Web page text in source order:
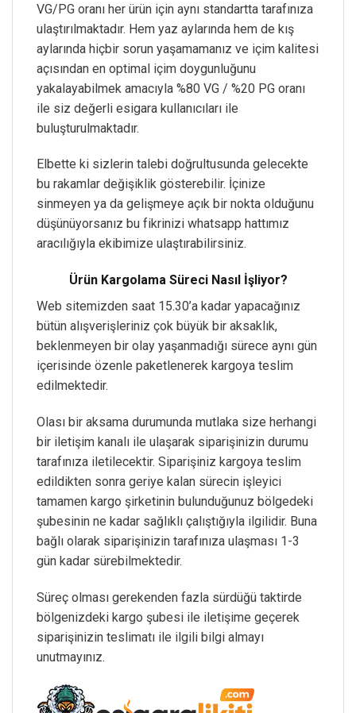
VG/PG oranı her ürün için aynı standartta tarafınıza
ulaştırılmaktadır. Hem yaz aylarında hem de kış
aylarında hiçbir sorun yaşamamanız ve içim kalitesi
açısından en optimal içim doygunluğunu
yakalayabilmek amacıyla %80 VG / %20 PG oranı
ile siz değerli esigara kullanıcıları ile
buluşturulmaktadır.
Elbette ki sizlerin talebi doğrultusunda gelecekte
bu rakamlar değişiklik gösterebilir. İçinize
sinmeyen ya da gelişmeye açık bir nokta olduğunu
düşünüyorsanız bu fikrinizi whatsapp hattımız
aracılığıyla ekibimize ulaştırabilirsiniz.
Ürün Kargolama Süreci Nasıl İşliyor?
Web sitemizden saat 15.30’a kadar yapacağınız
bütün alışverişleriniz çok büyük bir aksaklık,
beklenmeyen bir olay yaşanmadığı sürece aynı gün
içerisinde özenle paketlenerek kargoya teslim
edilmektedir.
Olası bir aksama durumunda mutlaka size herhangi
bir iletişim kanalı ile ulaşarak siparişinizin durumu
tarafınıza iletilecektir. Siparişiniz kargoya teslim
edildikten sonra geriye kalan sürecin işleyici
tamamen kargo şirketinin bulunduğunuz bölgedeki
şubesinin ne kadar sağlıklı çalıştığıyla ilgilidir. Buna
bağlı olarak siparişinizin tarafınıza ulaşması 1-3
gün kadar sürebilmektedir.
Süreç olması gerekenden fazla sürdüğü taktirde
bölgenizdeki kargo şubesi ile iletişime geçerek
siparişinizin teslimatı ile ilgili bilgi almayı
unutmayınız.